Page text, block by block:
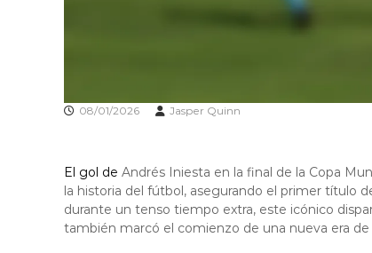
08/01/2026 Jasper Quinn
El gol de Andrés Iniesta en la final de la Copa
la historia del fútbol, asegurando el primer título
durante un tenso tiempo extra, este icónico
también marcó el comienzo de una nueva era